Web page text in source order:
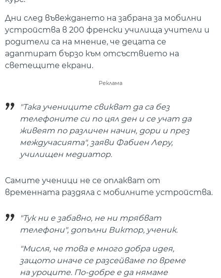
Дни след въвеждането на забрана за мобилни
устройства в 200 френски училища учители и
родители са на мнение, че децата се
адаптират бързо към отсъствието на
светещите екрани.
Реклама
"Така учениците свикват да са без
телефоните си по цял ден и се учат да
живеят по различен начин, дори и през
междучасията", заяви Фабиен Леру,
училищен медиатор.
Самите ученици не се оплакват от
временната раздяла с мобилните устройства.
"Тук ни е забавно, не ни трябват
телефони", допълни Виктор, ученик.
"Мисля, че това е много добра идея,
защото иначе се разсейваме по време
на уроците. По-добре е да нямаме